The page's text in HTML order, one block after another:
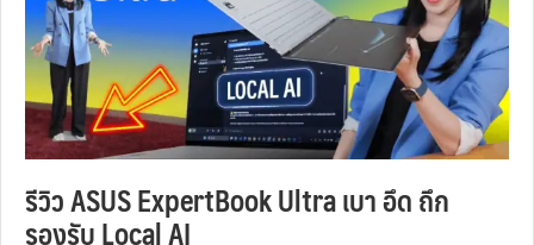
รีวิว ASUS ExpertBook Ultra เบา อึด ถึก
รองรับ Local AI